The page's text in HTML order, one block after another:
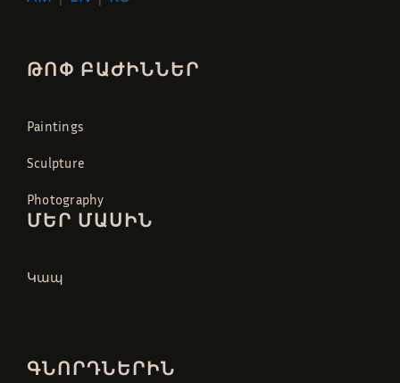
ԹՈՓ ԲԱԺԻՆՆԵՐ
Paintings
Sculpture
Photography
ՄԵՐ ՄԱՍԻՆ
Կապ
ԳՆՈՐԴՆԵՐԻՆ